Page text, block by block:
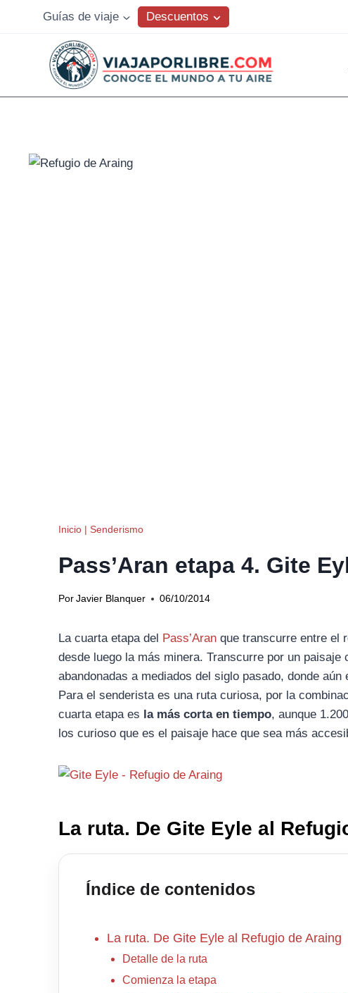
Guías de viaje Descuentos
Inicio | Senderismo
Pass’Aran etapa 4. Gite
Por Javier Blanquer 06/10/2014
La cuarta etapa del Pass’Aran que transcurre entre el
desde luego la más minera. Transcurre por un paisaje
abandonadas a mediados del siglo pasado, donde
Para el senderista es una ruta curiosa, por la
cuarta etapa es la más corta en tiempo, aunque
los curioso que es el paisaje hace que sea más
La ruta. De Gite Eyle al
Índice de contenidos
La ruta. De Gite Eyle al Refugio de Araing
Detalle de la ruta
Comienza la etapa